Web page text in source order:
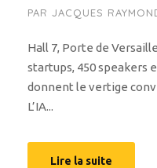
PAR JACQUES
Hall 7, Porte de
startups, 450 speakers
donnent le vertige
L’IA...
Lire la suite